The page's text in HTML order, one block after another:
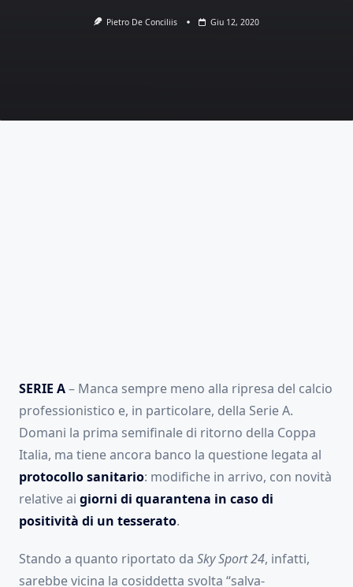
Pietro De Conciliis Giu 12, 2020
SERIE A– Manca sempre meno alla ripresa del calcio
professionistico e, in particolare, della Serie A.
Domani la prima semifinale di ritorno della Coppa
Italia, ma tiene ancora banco la questione legata al
protocollo sanitario: modifiche in arrivo, con novità
relative ai giorni di quarantena in caso di
positività di un tesserato.
Stando a quanto riportato da Sky Sport 24, infatti,
sarebbe vicina la cosiddetta svolta “salva-